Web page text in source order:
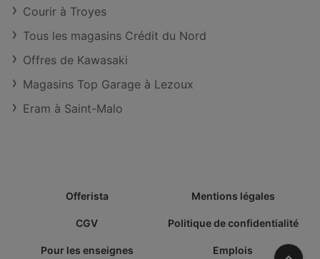
Courir à Troyes
Tous les magasins Crédit du Nord
Offres de Kawasaki
Magasins Top Garage à Lezoux
Eram à Saint-Malo
Offerista Mentions légales
CGV Politique de confidentialité
Pour les enseignes Emplois Vers